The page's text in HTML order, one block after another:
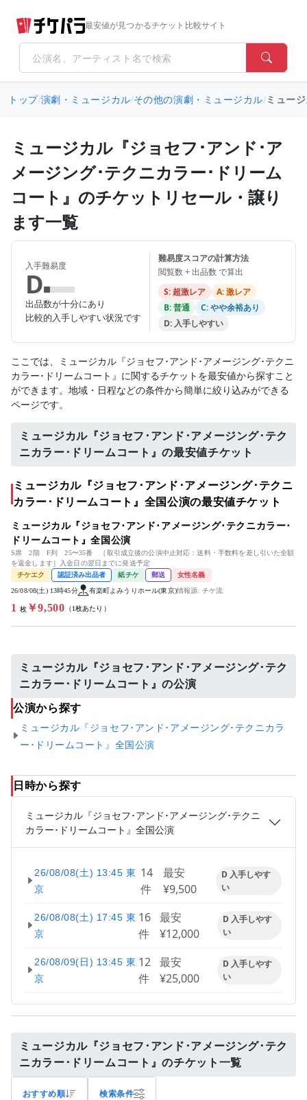
最安値が見つかるチケット比較サイト
トップ/演劇・ミュージカル/その他の演劇・ミュージカル/ ミュー
ミュージカル『ジョセフ･アンド･ア
メージング･テクニカラー･ドリーム
コート』のチケットリセール・譲り
ます一覧
入手難易度
D
出品数が十分にあり
比較的入手しやすい状況です
難易度スコアの計算方法
閲覧数 ÷ 出品数 で算出
S: 超激レア
A: 激レア
B: 普通
C: やや余裕あり
D: 入手しやすい
ここでは、ミュージカル『ジョセフ･アンド･アメージング･テクニ
カラー･ドリームコート』に関するチケットを最安値から探すこと
ができます。地域・日程などの条件から簡単に絞り込みができる
ページです。
ミュージカル『ジョセフ･アンド･アメージング･テク
ニカラー･ドリームコート』の最安値チケット
ミュージカル『ジョセフ･アンド･アメージング･テクニ
カラー･ドリームコート』全国公演の最安値チケット
ミュージカル『ジョセフ･アンド･アメージング･テクニカラー･
ドリームコート』全国公演
S席 2階 F列 25〜35番 ［取引成立後の公演中止対応：送料・手数料を差し引いた全額
を返金します］入金日の翌日までに発送予定
チケエク
認証済み出品者 紙チケ 郵送 女性名義
26/08/08(土) 13時45分 有楽町よみうりホール(東京)情報源: チケ流
1 枚￥9,500 （1枚あたり）
ミュージカル『ジョセフ･アンド･アメージング･テク
ニカラー･ドリームコート』の公演
公演から探す
ミュージカル『ジョセフ･アンド･アメージング･テクニカラ
ー･ドリームコート』全国公演
日時から探す
ミュージカル『ジョセフ･アンド･アメージング･テクニ
カラー･ドリームコート』全国公演
26/08/08(土) 13:45 東
京
14
件
最安
¥9,500
D 入手しやす
い
26/08/08(土) 17:45 東
京
16
件
最安
¥12,000
D 入手しやす
い
26/08/09(日) 13:45 東
京
12
件
最安
¥25,000
D 入手しやす
い
ミュージカル『ジョセフ･アンド･アメージング･テク
ニカラー･ドリームコート』のチケット一覧
おすすめ順 検索条件